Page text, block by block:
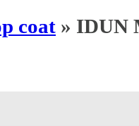
coat » IDUN